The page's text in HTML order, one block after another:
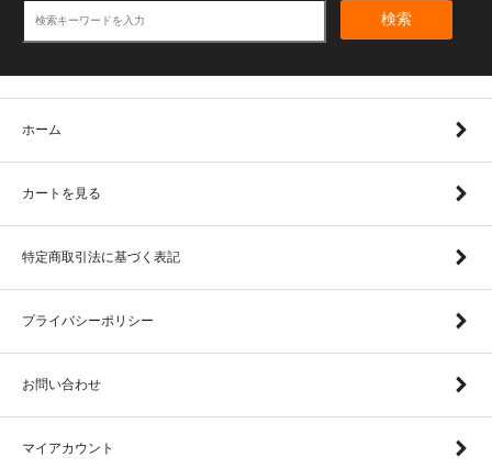
検索
ホーム
カートを見る
特定商取引法に基づく表記
プライバシーポリシー
お問い合わせ
マイアカウント